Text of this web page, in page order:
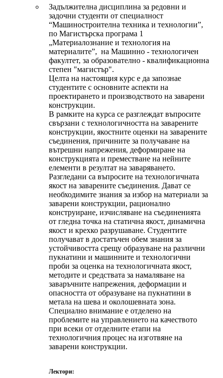
Задължителна дисциплина за редовни и
задочни студенти от специалност
“Машиностроителна техника и технологии”,
по Магистърска програма 1
„Материалознание и технология на
материалите”, на Машинно - технологичен
факултет, за образователно - квалификационна
степен "магистър".
Целта на настоящия курс е да запознае
студентите с основните аспекти на
проектирането и производството на заварени
конструкции.
В рамките на курса се разглеждат въпросите
свързани с технологичността на заварените
конструкции, якостните оценки на заварените
съединения, причините за получаване на
вътрешни напрежения, деформиране на
конструкцията и преместване на нейните
елементи в резултат на заваряването.
Разгледани са въпросите на технологичната
якост на заварените съединения. Дават се
необходимите знания за избор на материали за
заварени конструкции, рационално
конструиране, изчисляване на съединенията
от гледна точка на статична якост, динамична
якост и крехко разрушаване. Студентите
получават в достатъчен обем знания за
устойчивостта срещу образуване на различни
пукнатини и машинните и технологични
проби за оценка на технологичната якост,
методите и средствата за намаляване на
заваръчните напрежения, деформации и
опасността от образуване на пукнатини в
метала на шева и околошевната зона.
Специално внимание е отделено на
проблемите на управлението на качеството
при всеки от отделните етапи на
технологичния процес на изготвяне на
заварени конструкции.
Лектори: